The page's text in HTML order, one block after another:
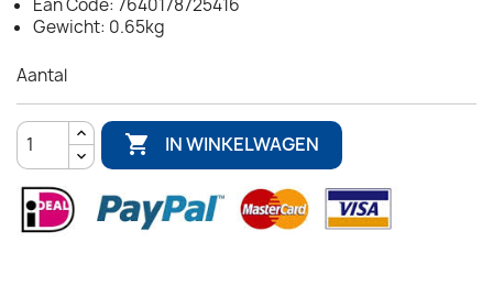
Ean Code: 7640178725416
Gewicht: 0.65kg
Aantal
 IN WINKELWAGEN